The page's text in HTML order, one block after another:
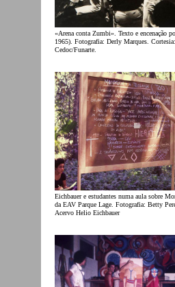
«Arena conta Zumbi». Texto e encenação
1965). Fotografia: Derly Marques.
Cedoc/Funarte.
Eichbauer e estudantes numa aula sobre
da EAV Parque Lage. Fotografia: Betty
Acervo Helio Eichbauer